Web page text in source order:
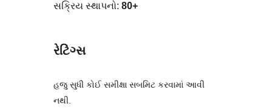
સક્રિય સ્થાપનો: 80+
રેટિંગ્સ
હજુ સુધી કોઈ સમીક્ષા સબમિટ કરવામાં આવી
નથી.